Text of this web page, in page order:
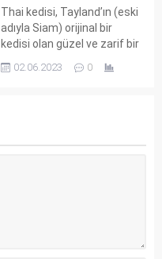
Thai kedisi, Tayland’ın (eski
adıyla Siam) orijinal bir
kedisi olan güzel ve zarif bir
kedisi olarak da bilinir. Bu
02.06.2023 0